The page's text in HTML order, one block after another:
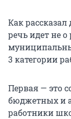
Как
речь идет не
3 категории
Первая — это
бюджетных и
работники